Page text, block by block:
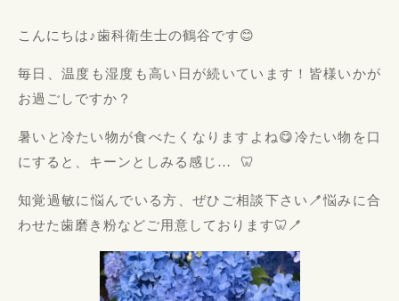
こんにちは♪歯科衛生士の鶴谷です😊
毎日、温度も湿度も高い日が続いています！皆様いかが
お過ごしですか？
暑いと冷たい物が食べたくなりますよね😋冷たい物を口
にすると、キーンとしみる感じ … 🦷
知覚過敏に悩んでいる方、ぜひご相談下さい 🪥悩みに合
わせた歯磨き粉などご用意しております🦷🪥